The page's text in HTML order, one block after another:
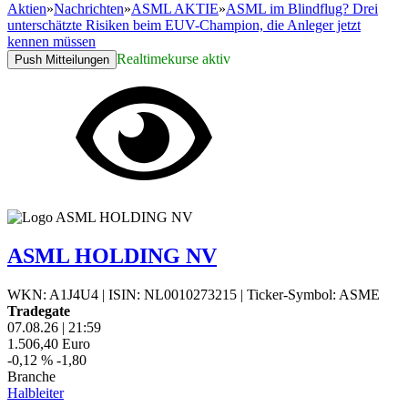
Aktien»Nachrichten»ASML AKTIE»ASML im Blindflug? Drei
unterschätzte Risiken beim EUV-Champion, die Anleger jetzt
kennen müssen
Push Mitteilungen Realtimekurse aktiv
ASML HOLDING NV
WKN: A1J4U4 | ISIN: NL0010273215 | Ticker-Symbol: ASME
Tradegate
07.08.26 | 21:59
1.506,40 Euro
-0,12 % -1,80
Branche
Halbleiter